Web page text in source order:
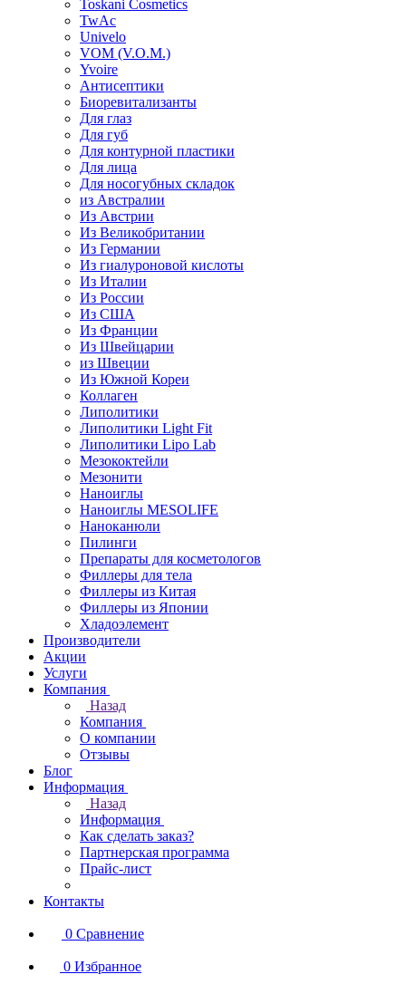
Toskani Cosmetics
TwAc
Univelo
VOM (V.O.M.)
Yvoire
Антисептики
Биоревитализанты
Для глаз
Для губ
Для контурной пластики
Для лица
Для носогубных складок
из Австралии
Из Австрии
Из Великобритании
Из Германии
Из гиалуроновой кислоты
Из Италии
Из России
Из США
Из Франции
Из Швейцарии
из Швеции
Из Южной Кореи
Коллаген
Липолитики
Липолитики Light Fit
Липолитики Lipo Lab
Мезококтейли
Мезонити
Наноиглы
Наноиглы MESOLIFE
Наноканюли
Пилинги
Препараты для косметологов
Филлеры для тела
Филлеры из Китая
Филлеры из Японии
Хладоэлемент
Производители
Акции
Услуги
Компания
Назад
Компания
О компании
Отзывы
Блог
Информация
Назад
Информация
Как сделать заказ?
Партнерская программа
Прайс-лист
Контакты
0 Сравнение
0 Избранное